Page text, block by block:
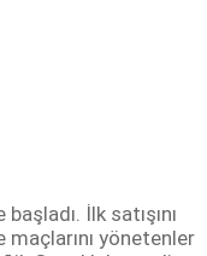
İlk satışını
yönetenler